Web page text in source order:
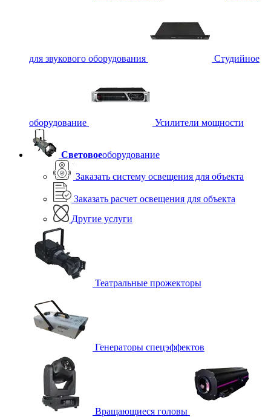
для звукового оборудования Студийное
оборудование Усилители мощности
Световоеоборудование
Заказать систему освещения для объекта
Заказать расчет освещения для объекта
Другие услуги
Театральные прожекторы
Генераторы спецэффектов
Вращающиеся головы